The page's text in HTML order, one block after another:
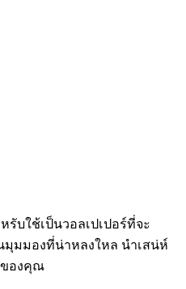
รับใช้เป็นวอลเปเปอร์ที่จะ
มุมมองที่น่าหลงใหล นำเสน่ห์
ของคุณ